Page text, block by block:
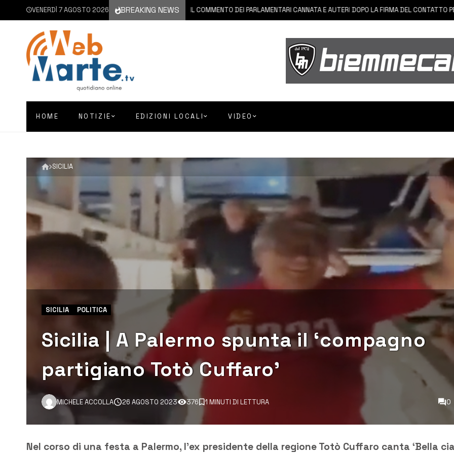
VENERDÌ 7 AGOSTO 2026 BREAKING NEWS
7 AGOSTO 2026 AUGUSTA | IL COMMENTO DEI PARLAMENTARI CANNATA E AUTERI DOPO LA FIRMA DEL CONTATTO PER IL
HOME NOTIZIE EDIZIONI LOCALI VIDEO
SICILIA
SICILIA POLITICA
Sicilia | A Palermo spunta il ‘compagno
partigiano Totò Cuffaro’
MICHELE ACCOLLA 26 AGOSTO 2023 376 1 MINUTI DI LETTURA 0
Nel corso di una festa a Palermo, l’ex presidente della regione Totò Cuffaro canta ‘Bella